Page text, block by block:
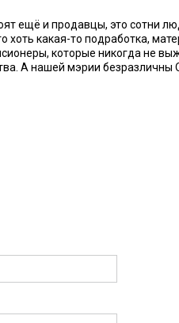
ещё и продавцы, это сотни
хоть какая-то подработка,
которые никогда не
А нашей мэрии безразличны
своих кошельков ничего не
как удобно и выгодно им, а не
с транспортом бордак,
А омичи за копейки пашут и